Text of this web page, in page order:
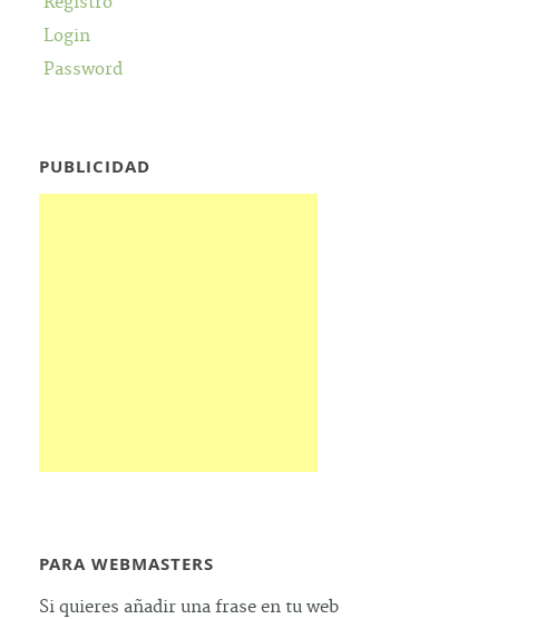
Login
Password
PUBLICIDAD
PARA WEBMASTERS
Si quieres añadir una frase en tu web